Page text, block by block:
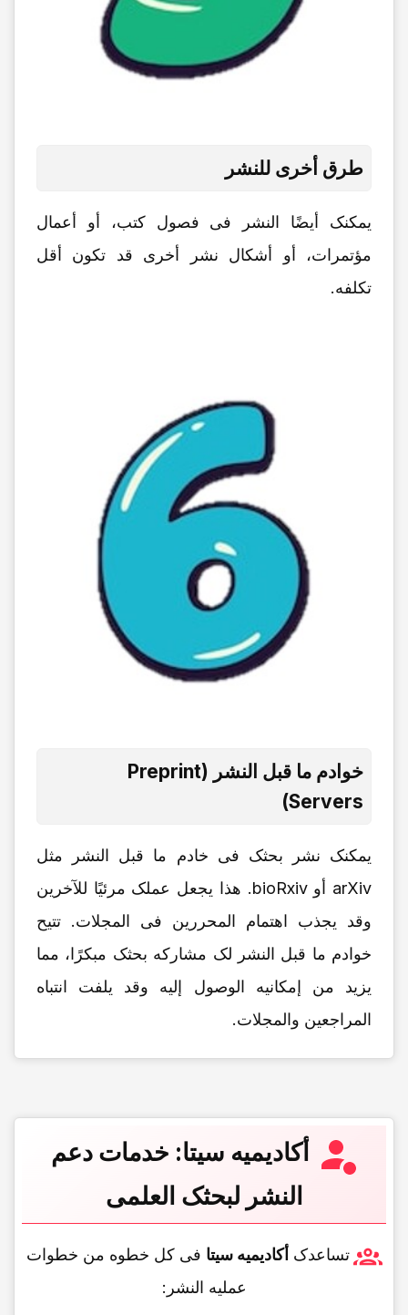
طرق أخرى للنشر
یمکنک أیضًا النشر فی فصول کتب، أو أعمال
مؤتمرات، أو أشکال نشر أخرى قد تکون أقل
تکلفه.
خوادم ما قبل النشر (Preprint
Servers)
یمکنک نشر بحثک فی خادم ما قبل النشر مثل
arXiv أو bioRxiv. هذا یجعل عملک مرئیًا للآخرین
وقد یجذب اهتمام المحررین فی المجلات. تتیح
خوادم ما قبل النشر لک مشارکه بحثک مبکرًا، مما
یزید من إمکانیه الوصول إلیه وقد یلفت انتباه
المراجعین والمجلات.
أکادیمیه سیتا: خدمات دعم
النشر لبحثک العلمی
تساعدک أکادیمیه سیتا فی کل خطوه من خطوات
عملیه النشر: